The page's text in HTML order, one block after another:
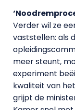
Verder wil ze
vaststellen: als
meer steunt,
experiment
kwaliteit van
grijpt de